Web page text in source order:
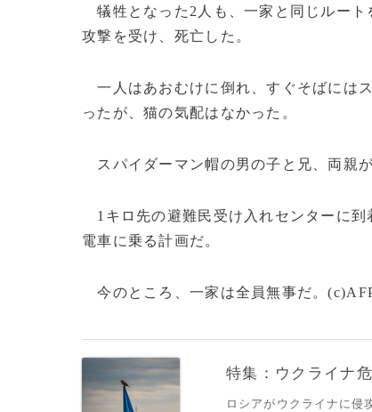
犠牲となった2人も、一家と同じルート
攻撃を受け、死亡した。
一人はあおむけに倒れ、すぐそばには
ったが、猫の気配はなかった。
スパイダーマン帽の男の子と兄、両親
1キロ先の避難民受け入れセンターに到
電車に乗る計画だ。
今のところ、一家は全員無事だ。
特集：ウクライナ
ロシアがウクライナに侵